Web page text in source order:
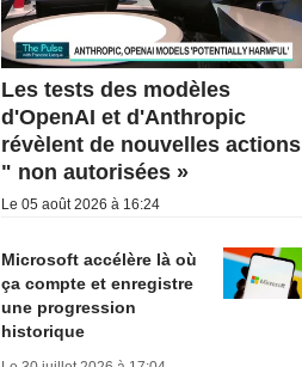
Les tests des modèles
d'OpenAI et d'Anthropic
révèlent de nouvelles actions
" non autorisées »
Le 05 août 2026 à 16:24
Microsoft accélère là où
ça compte et enregistre
une progression
historique